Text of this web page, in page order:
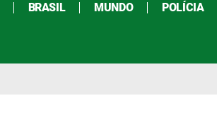
BRASIL MUNDO POLÍCIA